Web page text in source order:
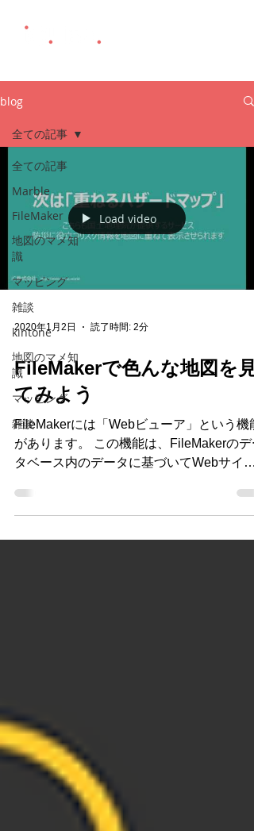
blog
全ての記事
Marble
FileMaker
地図のマメ知
識
マッピング
雑談
kintone
地図のマメ知
識
マッピング
雑談
全ての記事
Load video
2020年1月2日 読了時間: 2分
FileMakerで色んな地図を見
てみよう
FileMakerには「Webビューア」という機
があります。 この機能は、FileMakerのデ
タベース内のデータに基づいてWebサイト
FileMakerで作成したシステムの画面内に表
示させる事ができる機能です。...